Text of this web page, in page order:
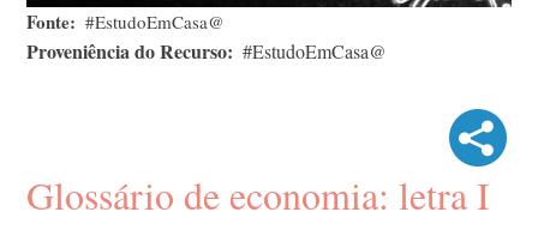
Fonte #EstudoEmCasa@
Proveniência do Recurso #EstudoEmCasa@
Glossário de economia: letra I